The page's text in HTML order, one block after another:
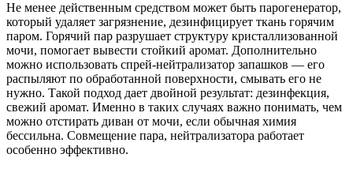
Не менее действенным средством может быть парогенератор,
который удаляет загрязнение, дезинфицирует ткань горячим
паром. Горячий пар разрушает структуру кристаллизованной
мочи, помогает вывести стойкий аромат. Дополнительно
можно использовать спрей-нейтрализатор запашков — его
распыляют по обработанной поверхности, смывать его не
нужно. Такой подход дает двойной результат: дезинфекция,
свежий аромат. Именно в таких случаях важно понимать, чем
можно отстирать диван от мочи, если обычная химия
бессильна. Совмещение пара, нейтрализатора работает
особенно эффективно.